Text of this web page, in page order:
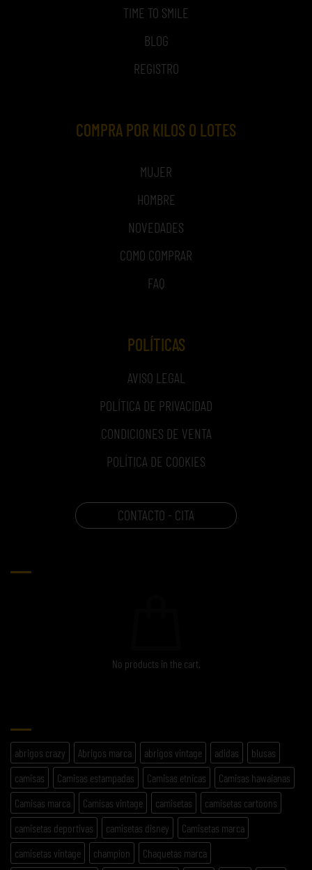
TIME TO SMILE
BLOG
REGISTRO
COMPRA POR KILOS O LOTES
MUJER
HOMBRE
NOVEDADES
COMO COMPRAR
FAQ
POLÍTICAS
AVISO LEGAL
POLÍTICA DE PRIVACIDAD
CONDICIONES DE VENTA
POLÍTICA DE COOKIES
CONTACTO - CITA
No products in the cart.
abrigos crazy Abrigos marca abrigos vintage adidas
blusas
camisas
Camisas estampadas Camisas etnicas
Camisas hawaianas
Camisas marca
Camisas vintage camisetas
camisetas cartoons
camisetas deportivas
camisetas disney
Camisetas marca
camisetas vintage
champion
Chaquetas marca